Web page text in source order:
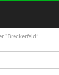
“Breckerfeld”